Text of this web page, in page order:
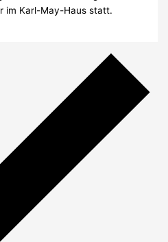
im Karl-May-Haus statt.